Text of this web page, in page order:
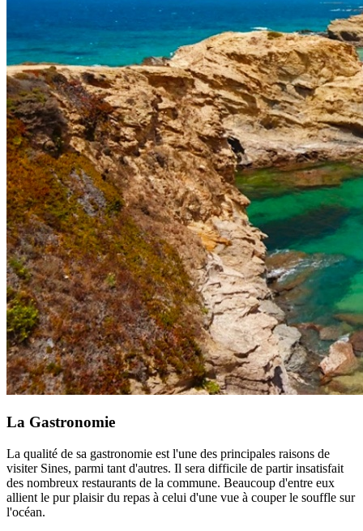
La Gastronomie
La qualité de sa gastronomie est l'une des principales raisons de
visiter Sines, parmi tant d'autres. Il sera difficile de partir insatisfait
des nombreux restaurants de la commune. Beaucoup d'entre eux
allient le pur plaisir du repas à celui d'une vue à couper le souffle sur
l'océan.